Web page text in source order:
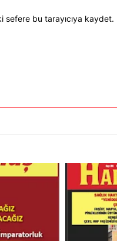
sefere bu tarayıcıya kaydet.